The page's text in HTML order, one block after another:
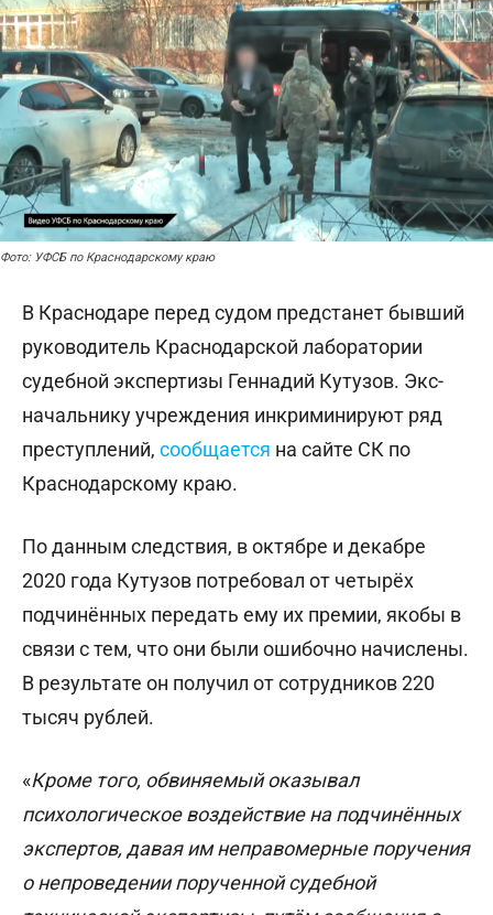
Фото: УФСБ по Краснодарскому краю
В Краснодаре перед судом предстанет бывший
руководитель Краснодарской лаборатории
судебной экспертизы Геннадий Кутузов. Экс-
начальнику учреждения инкриминируют ряд
преступлений, сообщается на сайте СК по
Краснодарскому краю.
По данным следствия, в октябре и декабре
2020 года Кутузов потребовал от четырёх
подчинённых передать ему их премии, якобы в
связи с тем, что они были ошибочно начислены.
В результате он получил от сотрудников 220
тысяч рублей.
«Кроме того, обвиняемый оказывал
психологическое воздействие на подчинённых
экспертов, давая им неправомерные поручения
о непроведении порученной судебной